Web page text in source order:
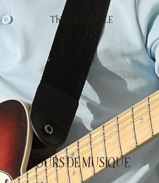
Thibault LENOBLE
COURS DE MUSIQUE